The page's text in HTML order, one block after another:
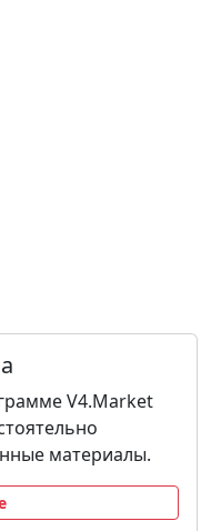
V4.Market
материалы.